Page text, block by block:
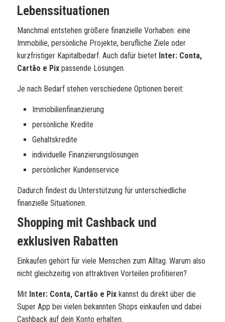
Lebenssituationen
Manchmal entstehen größere finanzielle Vorhaben: eine
Immobilie, persönliche Projekte, berufliche Ziele oder
kurzfristiger Kapitalbedarf. Auch dafür bietet Inter: Conta,
Cartão e Pix passende Lösungen.
Je nach Bedarf stehen verschiedene Optionen bereit:
Immobilienfinanzierung
persönliche Kredite
Gehaltskredite
individuelle Finanzierungslösungen
persönlicher Kundenservice
Dadurch findest du Unterstützung für unterschiedliche
finanzielle Situationen.
Shopping mit Cashback und
exklusiven Rabatten
Einkaufen gehört für viele Menschen zum Alltag. Warum also
nicht gleichzeitig von attraktiven Vorteilen profitieren?
Mit Inter: Conta, Cartão e Pix kannst du direkt über die
Super App bei vielen bekannten Shops einkaufen und dabei
Cashback auf dein Konto erhalten.